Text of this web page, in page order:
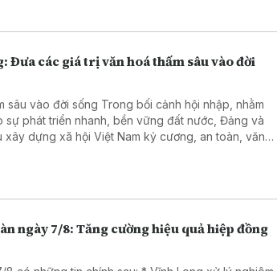
Đưa các giá trị văn hoá thấm sâu vào đời
bối cảnh hội nhập, nhằm
sự phát triển nhanh, bền vững đất nước, Đảng và
xây dựng xã hội Việt Nam kỷ cương, an toàn, văn
ngày 7/8: Tăng cường hiệu quả hiệp đồng